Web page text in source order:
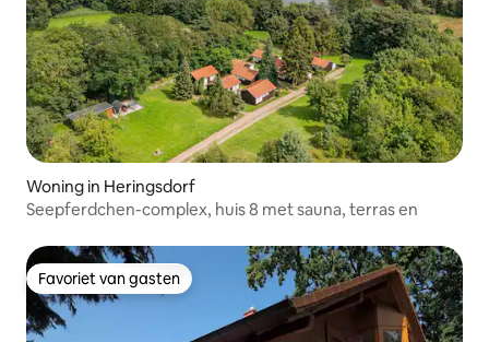
Woning in Heringsdorf
Seepferdchen-complex, huis 8 met sauna, terras en
Favoriet van gasten
Favoriet van gasten